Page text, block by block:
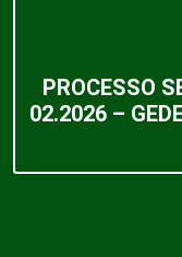
PROCESSO
02.2026 –